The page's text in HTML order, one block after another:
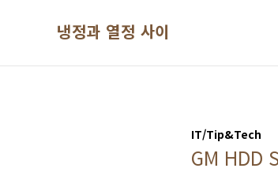
냉정과 열정 사이
IT/Tip&Tech
GM HDD